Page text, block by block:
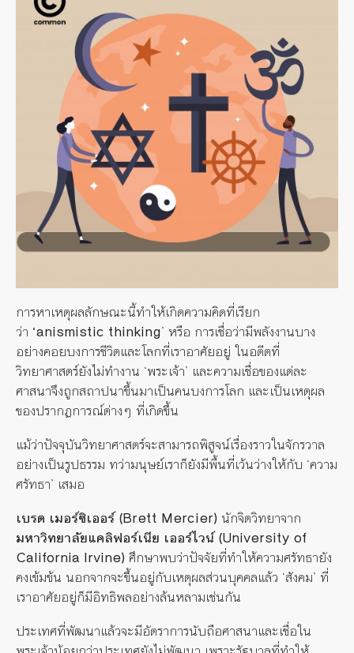
การหาเหตุผลลักษณะนี้ทำให้เกิดความคิดที่เรียก
ว่า ‘anismistic thinking’ หรือ การเชื่อว่ามีพลังงานบาง
อย่างคอยบงการชีวิตและโลกที่เราอาศัยอยู่ ในอดีตที่
วิทยาศาสตร์ยังไม่ทำงาน ‘พระเจ้า’ และความเชื่อของแต่ละ
ศาสนาจึงถูกสถาปนาขึ้นมาเป็นคนบงการโลก และเป็นเหตุผล
ของปรากฏการณ์ต่างๆ ที่เกิดขึ้น
แม้ว่าปัจจุบันวิทยาศาสตร์จะสามารถพิสูจน์เรื่องราวในจักรวาล
อย่างเป็นรูปธรรม ทว่ามนุษย์เราก็ยังมีพื้นที่เว้นว่างให้กับ ‘ความ
ศรัทธา’ เสมอ
เบรต เมอร์ซิเออร์ (Brett Mercier) นักจิตวิทยาจาก
มหาวิทยาลัยแคลิฟอร์เนีย เออร์ไวน์ (University of
California Irvine) ศึกษาพบว่าปัจจัยที่ทำให้ความศรัทธายัง
คงเข้มข้น นอกจากจะขึ้นอยู่กับเหตุผลส่วนบุคคลแล้ว ‘สังคม’ ที่
เราอาศัยอยู่ก็มีอิทธิพลอย่างล้นหลามเช่นกัน
ประเทศที่พัฒนาแล้วจะมีอัตราการนับถือศาสนาและเชื่อใน